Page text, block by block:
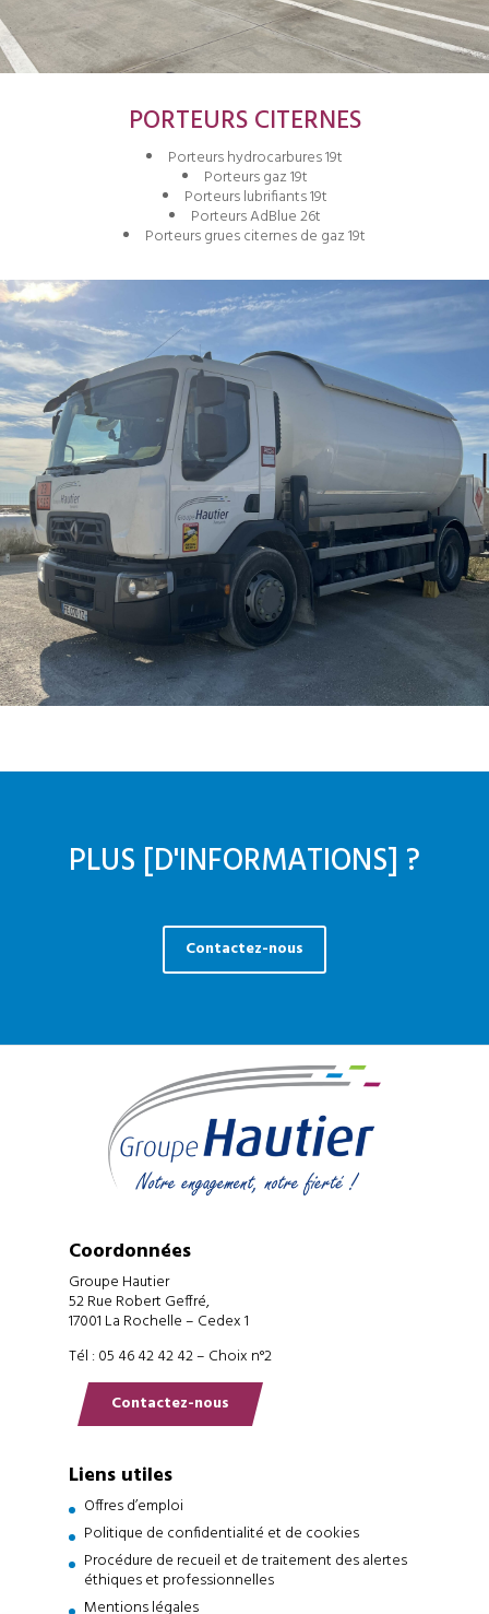
PORTEURS CITERNES
Porteurs hydrocarbures 19t
Porteurs gaz 19t
Porteurs lubrifiants 19t
Porteurs AdBlue 26t
Porteurs grues citernes de gaz 19t
PLUS [D'INFORMATIONS] ?
Contactez-nous
Coordonnées
Groupe Hautier
52 Rue Robert Geffré,
17001 La Rochelle – Cedex 1
Tél : 05 46 42 42 42 – Choix n°2
Contactez-nous
Liens utiles
Offres d’emploi
Politique de confidentialité et de cookies
Procédure de recueil et de traitement des alertes
éthiques et professionnelles
Mentions légales